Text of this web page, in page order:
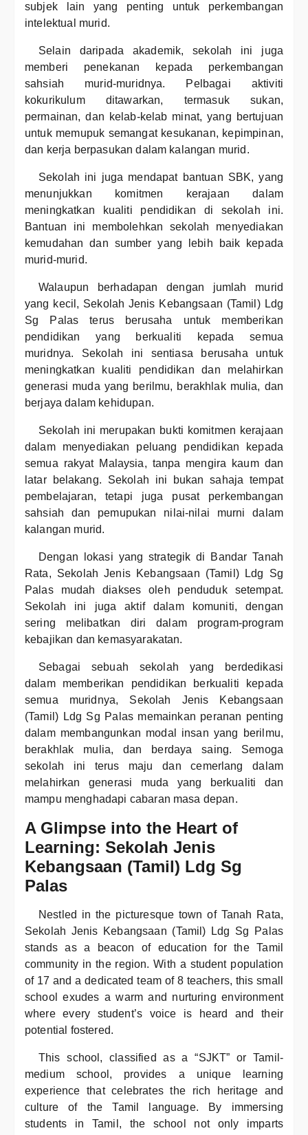
subjek lain yang penting untuk perkembangan
intelektual murid.
Selain daripada akademik, sekolah ini juga
memberi penekanan kepada perkembangan
sahsiah murid-muridnya. Pelbagai aktiviti
kokurikulum ditawarkan, termasuk sukan,
permainan, dan kelab-kelab minat, yang bertujuan
untuk memupuk semangat kesukanan, kepimpinan,
dan kerja berpasukan dalam kalangan murid.
Sekolah ini juga mendapat bantuan SBK, yang
menunjukkan komitmen kerajaan dalam
meningkatkan kualiti pendidikan di sekolah ini.
Bantuan ini membolehkan sekolah menyediakan
kemudahan dan sumber yang lebih baik kepada
murid-murid.
Walaupun berhadapan dengan jumlah murid
yang kecil, Sekolah Jenis Kebangsaan (Tamil) Ldg
Sg Palas terus berusaha untuk memberikan
pendidikan yang berkualiti kepada semua
muridnya. Sekolah ini sentiasa berusaha untuk
meningkatkan kualiti pendidikan dan melahirkan
generasi muda yang berilmu, berakhlak mulia, dan
berjaya dalam kehidupan.
Sekolah ini merupakan bukti komitmen kerajaan
dalam menyediakan peluang pendidikan kepada
semua rakyat Malaysia, tanpa mengira kaum dan
latar belakang. Sekolah ini bukan sahaja tempat
pembelajaran, tetapi juga pusat perkembangan
sahsiah dan pemupukan nilai-nilai murni dalam
kalangan murid.
Dengan lokasi yang strategik di Bandar Tanah
Rata, Sekolah Jenis Kebangsaan (Tamil) Ldg Sg
Palas mudah diakses oleh penduduk setempat.
Sekolah ini juga aktif dalam komuniti, dengan
sering melibatkan diri dalam program-program
kebajikan dan kemasyarakatan.
Sebagai sebuah sekolah yang berdedikasi
dalam memberikan pendidikan berkualiti kepada
semua muridnya, Sekolah Jenis Kebangsaan
(Tamil) Ldg Sg Palas memainkan peranan penting
dalam membangunkan modal insan yang berilmu,
berakhlak mulia, dan berdaya saing. Semoga
sekolah ini terus maju dan cemerlang dalam
melahirkan generasi muda yang berkualiti dan
mampu menghadapi cabaran masa depan.
A Glimpse into the Heart of
Learning: Sekolah Jenis
Kebangsaan (Tamil) Ldg Sg
Palas
Nestled in the picturesque town of Tanah Rata,
Sekolah Jenis Kebangsaan (Tamil) Ldg Sg Palas
stands as a beacon of education for the Tamil
community in the region. With a student population
of 17 and a dedicated team of 8 teachers, this small
school exudes a warm and nurturing environment
where every student’s voice is heard and their
potential fostered.
This school, classified as a “SJKT” or Tamil-
medium school, provides a unique learning
experience that celebrates the rich heritage and
culture of the Tamil language. By immersing
students in Tamil, the school not only imparts